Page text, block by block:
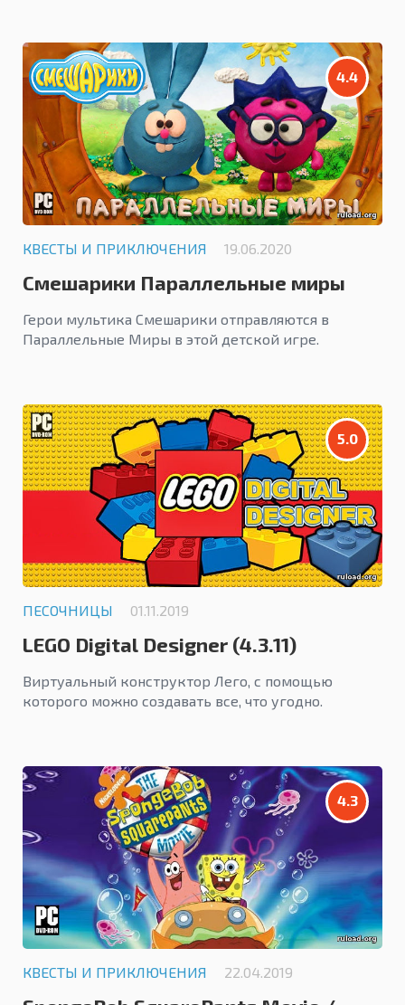
4.4
КВЕСТЫ И ПРИКЛЮЧЕНИЯ 19.06.2020
Смешарики Параллельные миры
Герои мультика Смешарики отправляются в
Параллельные Миры в этой детской игре.
5.0
ПЕСОЧНИЦЫ 01.11.2019
LEGO Digital Designer (4.3.11)
Виртуальный конструктор Лего, с помощью
которого можно создавать все, что угодно.
4.3
КВЕСТЫ И ПРИКЛЮЧЕНИЯ 22.04.2019